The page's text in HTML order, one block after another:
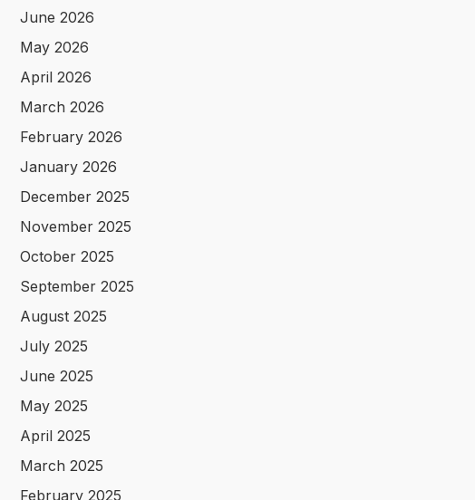
June 2026
May 2026
April 2026
March 2026
February 2026
January 2026
December 2025
November 2025
October 2025
September 2025
August 2025
July 2025
June 2025
May 2025
April 2025
March 2025
February 2025